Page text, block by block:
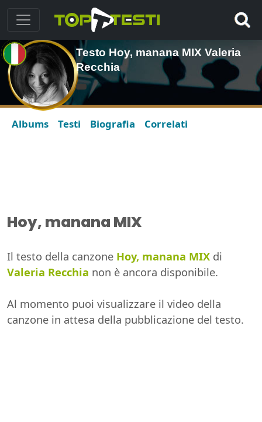
Testo Hoy, manana MIX Valeria
Recchia
Albums Testi Biografia Correlati
Hoy, manana MIX
Il testo della canzone Hoy, manana MIX di
Valeria Recchia non è ancora disponibile.
Al momento puoi visualizzare il video della
canzone in attesa della pubblicazione del testo.